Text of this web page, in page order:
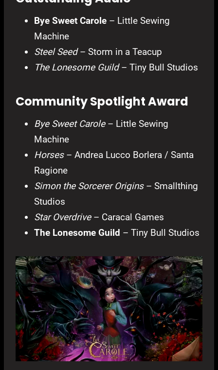
Bye Sweet Carole – Little Sewing
Machine
Steel Seed– Storm in a Teacup
The Lonesome Guild– Tiny Bull Studios
Community Spotlight Award
Bye Sweet Carole– Little Sewing
Machine
Horses– Andrea Lucco Borlera / Santa
Ragione
Simon the Sorcerer Origins– Smallthing
Studios
Star Overdrive– Caracal Games
The Lonesome Guild – Tiny Bull Studios